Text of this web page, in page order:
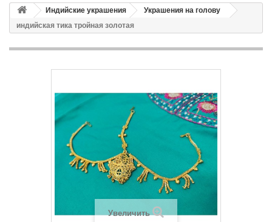
Индийские украшения
Украшения на голову
индийская тика тройная золотая
Увеличить